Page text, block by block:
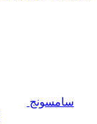
سامسونج